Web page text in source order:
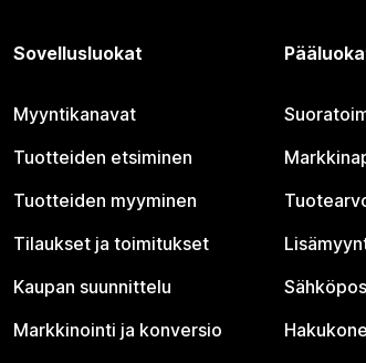
Sovellusluokat
Myyntikanavat
Tuotteiden etsiminen
Tuotteiden myyminen
Tilaukset ja toimitukset
Kaupan suunnittelu
Markkinointi ja konversio